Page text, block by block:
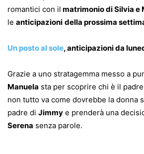
romantici con il matrimonio di Silvia e
le anticipazioni della prossima
Un posto al sole, anticipazioni da
Grazie a uno stratagemma messo a
Manuela sta per scoprire chi è il
non tutto va come dovrebbe la donna
padre di Jimmy e prenderà una
Serena senza parole.